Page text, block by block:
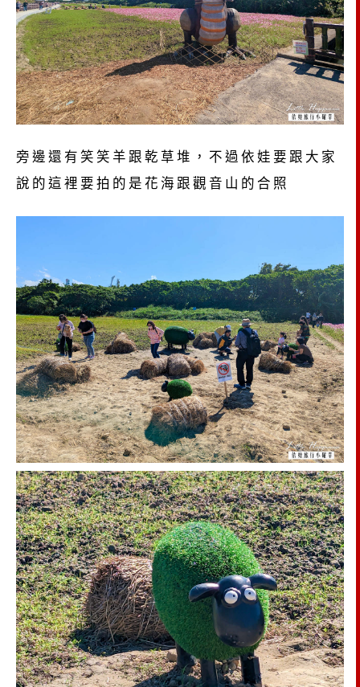
旁邊還有笑笑羊跟乾草堆，不過依娃要跟大家
說的這裡要拍的是花海跟觀音山的合照